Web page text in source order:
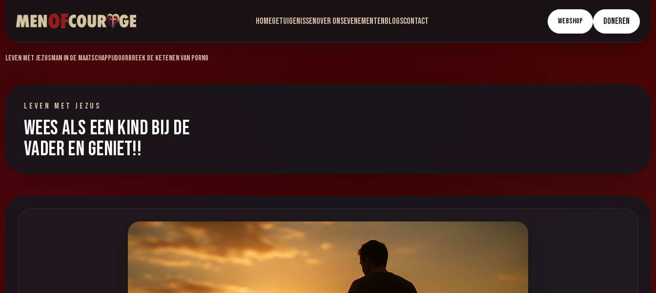
HomeGetuigenissenOver onsEvenementen BlogsContact Webshop Doneren
Leven met JezusMan in de maatschappijDoorbreek de ketenen van porno
LEVEN MET JEZUS
Wees als een kind bij de
Vader en geniet!!